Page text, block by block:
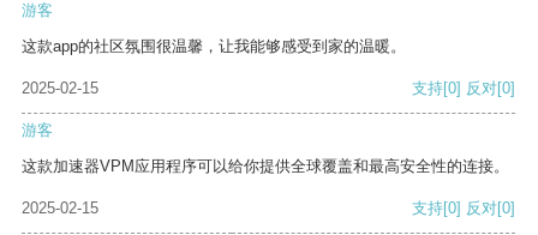
游客
这款app的社区氛围很温馨，让我能够感受到家的温暖。
2025-02-15 支持[0] 反对[0]
游客
这款加速器VPM应用程序可以给你提供全球覆盖和最高安全性的连接。
2025-02-15 支持[0] 反对[0]